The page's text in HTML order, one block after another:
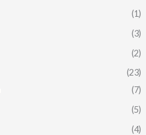
(1)
(3)
(2)
(23)
(7)
(5)
(4)